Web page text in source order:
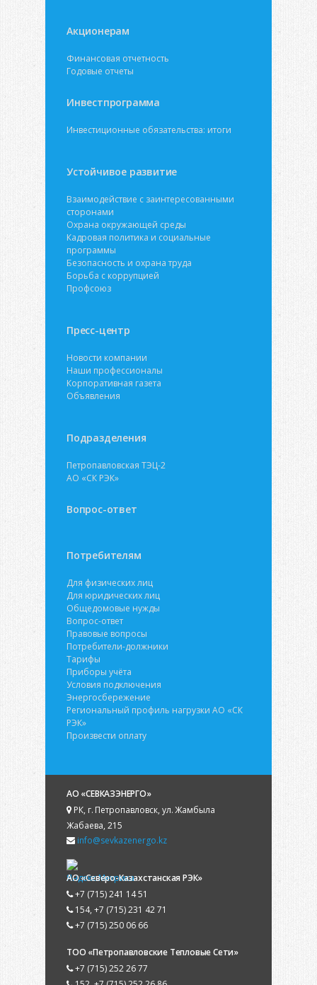
Акционерам
Финансовая отчетность
Годовые отчеты
Инвестпрограмма
Инвестиционные обязательства: итоги
Устойчивое развитие
Взаимодействие с заинтересованными
сторонами
Охрана окружающей среды
Кадровая политика и социальные
программы
Безопасность и охрана труда
Борьба с коррупцией
Профсоюз
Пресс-центр
Новости компании
Наши профессионалы
Корпоративная газета
Объявления
Подразделения
Петропавловская ТЭЦ-2
АО «СК РЭК»
Вопрос-ответ
Потребителям
Для физических лиц
Для юридических лиц
Общедомовые нужды
Вопрос-ответ
Правовые вопросы
Потребители-должники
Тарифы
Приборы учёта
Условия подключения
Энергосбережение
Региональный профиль нагрузки АО «СК
РЭК»
Произвести оплату
АО «СЕВКАЗЭНЕРГО»
РК, г. Петропавловск, ул. Жамбыла
Жабаева, 215
info@sevkazenergo.kz
АО «Северо-Казахстанская РЭК»
+7 (715) 241 14 51
154, +7 (715) 231 42 71
+7 (715) 250 06 66
ТОО «Петропавловские Тепловые Сети»
+7 (715) 252 26 77